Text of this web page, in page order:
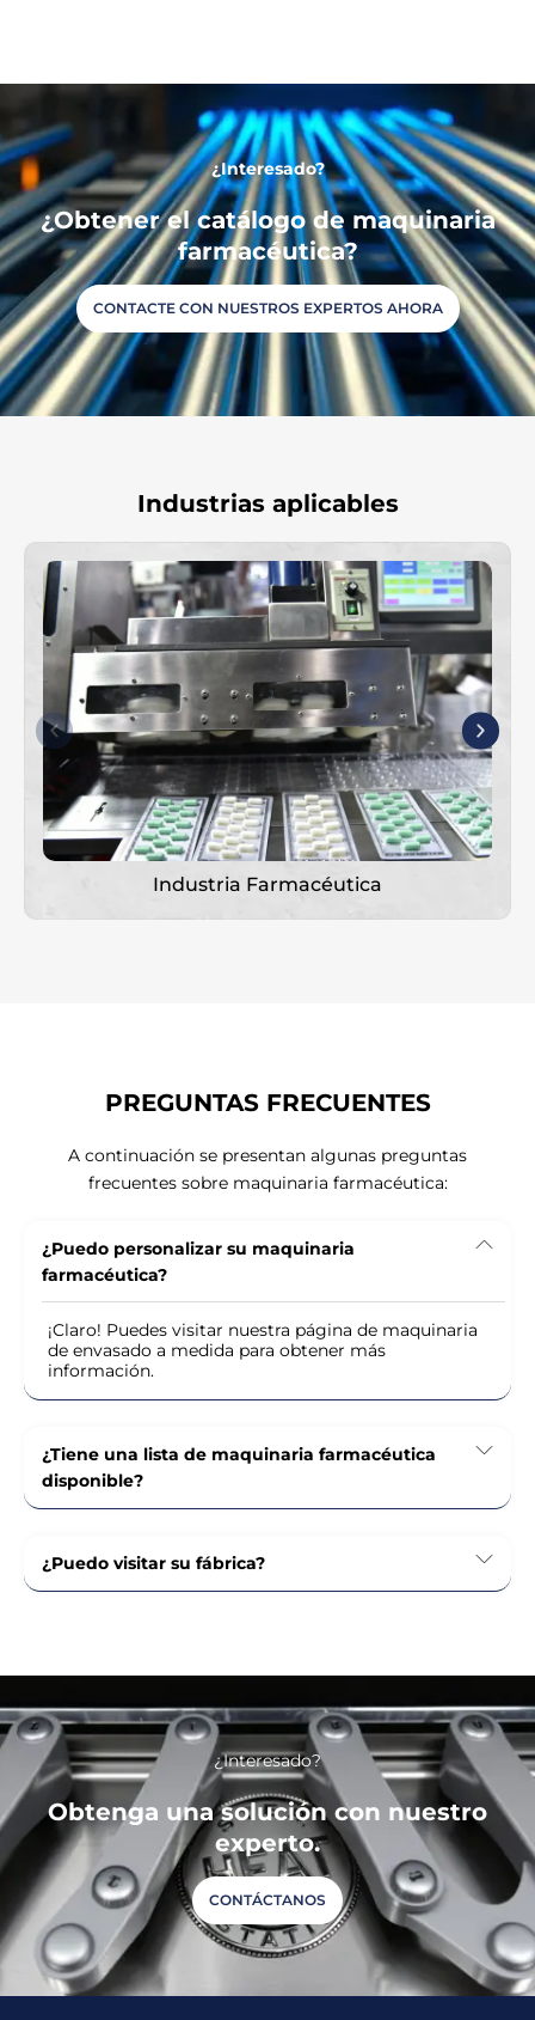
¿Interesado?
¿Obtener el catálogo de maquinaria
farmacéutica?
CONTACTE CON NUESTROS EXPERTOS AHORA
Industrias aplicables
Industria Farmacéutica
PREGUNTAS FRECUENTES
A continuación se presentan algunas preguntas
frecuentes sobre maquinaria farmacéutica:
¿Puedo personalizar su maquinaria
farmacéutica?
¡Claro! Puedes visitar nuestra página de maquinaria
de envasado a medida para obtener más
información.
¿Tiene una lista de maquinaria farmacéutica
disponible?
¿Puedo visitar su fábrica?
¿Interesado?
Obtenga una solución con nuestro
experto.
CONTÁCTANOS